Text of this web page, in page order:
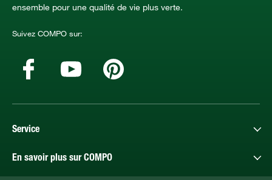
ensemble pour une qualité de vie plus verte.
Suivez COMPO sur:
Service
En savoir plus sur COMPO